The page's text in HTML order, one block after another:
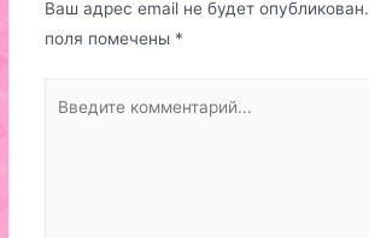
Ваш адрес email не будет опубликован.
поля помечены *
комментарий...